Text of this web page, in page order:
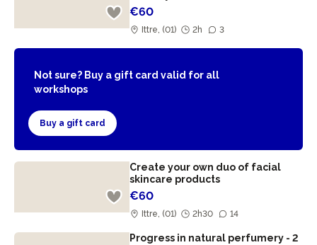
€60
Ittre, (01) 2h 3
Not sure? Buy a gift card valid for all
workshops
Buy a gift card
Create your own duo of facial
skincare products
€60
Ittre, (01) 2h30 14
Progress in natural perfumery - 2